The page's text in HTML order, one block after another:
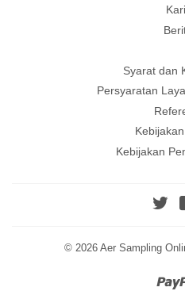
Syarat dan
Persyaratan
Kebijakan
© 2026 Aer Sampling